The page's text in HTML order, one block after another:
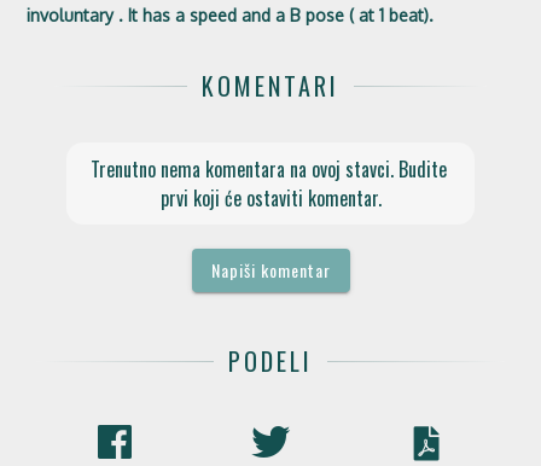
involuntary . It has a speed and a B pose ( at 1 beat).
KOMENTARI
Trenutno nema komentara na ovoj stavci. Budite
prvi koji će ostaviti komentar.
Napiši komentar
PODELI